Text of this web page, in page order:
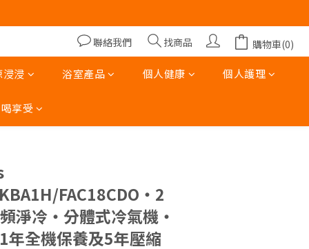
聯絡我們
找商品 購物車(0)
浸浸 浴室產品 個人健康 個人護理
享受
FAC18CDO‧2
淨冷‧分體式冷氣機‧
年全機保養及5年壓縮